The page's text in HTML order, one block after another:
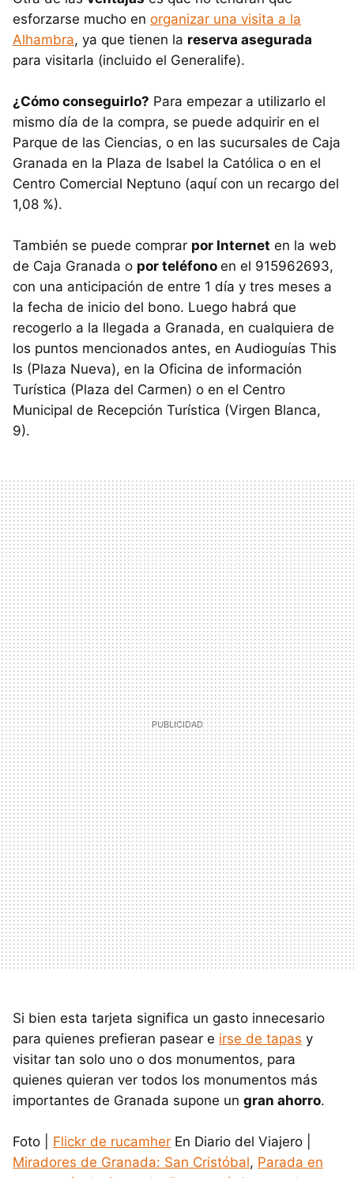
esforzarse mucho en organizar una visita a la
Alhambra, ya que tienen la reserva asegurada
para visitarla (incluido el Generalife).
¿Cómo conseguirlo? Para empezar a utilizarlo el
mismo día de la compra, se puede adquirir en el
Parque de las Ciencias, o en las sucursales de Caja
Granada en la Plaza de Isabel la Católica o en el
Centro Comercial Neptuno (aquí con un recargo del
1,08 %).
También se puede comprar por Internet en la web
de Caja Granada o por teléfono en el 915962693,
con una anticipación de entre 1 día y tres meses a
la fecha de inicio del bono. Luego habrá que
recogerlo a la llegada a Granada, en cualquiera de
los puntos mencionados antes, en Audioguías This
Is (Plaza Nueva), en la Oficina de información
Turística (Plaza del Carmen) o en el Centro
Municipal de Recepción Turística (Virgen Blanca,
9).
Si bien esta tarjeta significa un gasto innecesario
para quienes prefieran pasear e irse de tapas y
visitar tan solo uno o dos monumentos, para
quienes quieran ver todos los monumentos más
importantes de Granada supone un gran ahorro.
Foto | Flickr de rucamher En Diario del Viajero |
Miradores de Granada: San Cristóbal, Parada en